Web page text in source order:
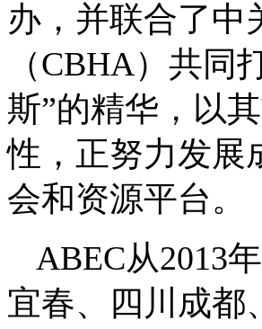
办，并联合了中
（CBHA）共
斯”的精华，以
性，正努力发展
会和资源平台。
ABEC从2013
宜春、四川成都